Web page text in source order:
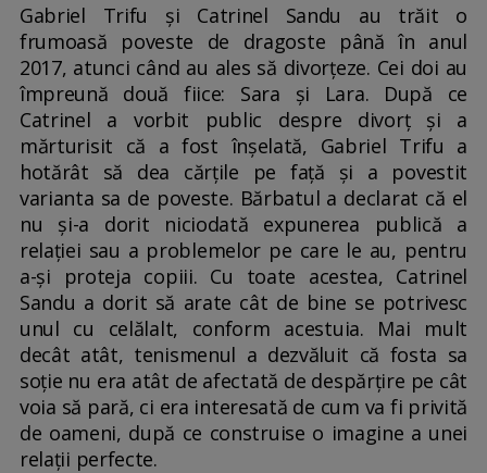
Gabriel Trifu și Catrinel Sandu au trăit o
frumoasă poveste de dragoste până în anul
2017, atunci când au ales să divorțeze. Cei doi au
împreună două fiice: Sara și Lara. După ce
Catrinel a vorbit public despre divorț și a
mărturisit că a fost înșelată, Gabriel Trifu a
hotărât să dea cărțile pe față și a povestit
varianta sa de poveste. Bărbatul a declarat că el
nu și-a dorit niciodată expunerea publică a
relației sau a problemelor pe care le au, pentru
a-și proteja copiii. Cu toate acestea, Catrinel
Sandu a dorit să arate cât de bine se potrivesc
unul cu celălalt, conform acestuia. Mai mult
decât atât, tenismenul a dezvăluit că fosta sa
soție nu era atât de afectată de despărțire pe cât
voia să pară, ci era interesată de cum va fi privită
de oameni, după ce construise o imagine a unei
relații perfecte.